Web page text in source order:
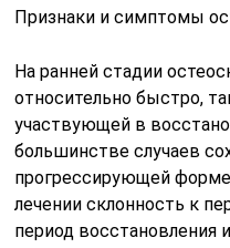
Признаки и симптомы
На ранней стадии
относительно быстро,
участвующей в
большинстве случаев
прогрессирующей
лечении склонность к
период